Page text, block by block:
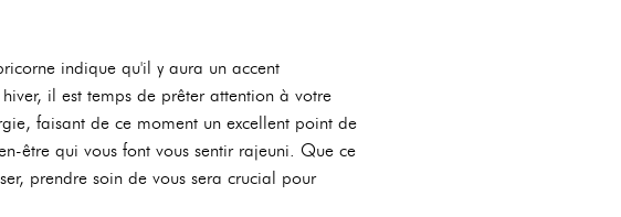
indique qu'il y aura un accent
il est temps de prêter attention à votre
faisant de ce moment un excellent point de
être qui vous font vous sentir rajeuni. Que ce
prendre soin de vous sera crucial pour